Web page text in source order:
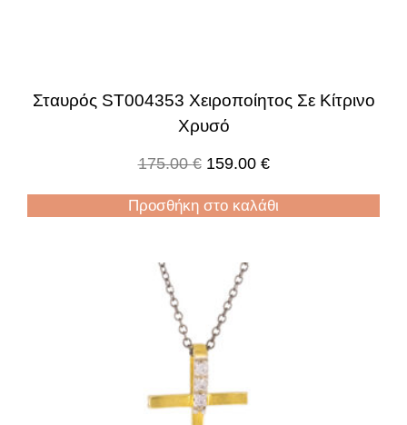
Σταυρός ST004353 Χειροποίητος Σε Κίτρινο
Χρυσό
175.00€ 159.00 €
Προσθήκη στο καλάθι